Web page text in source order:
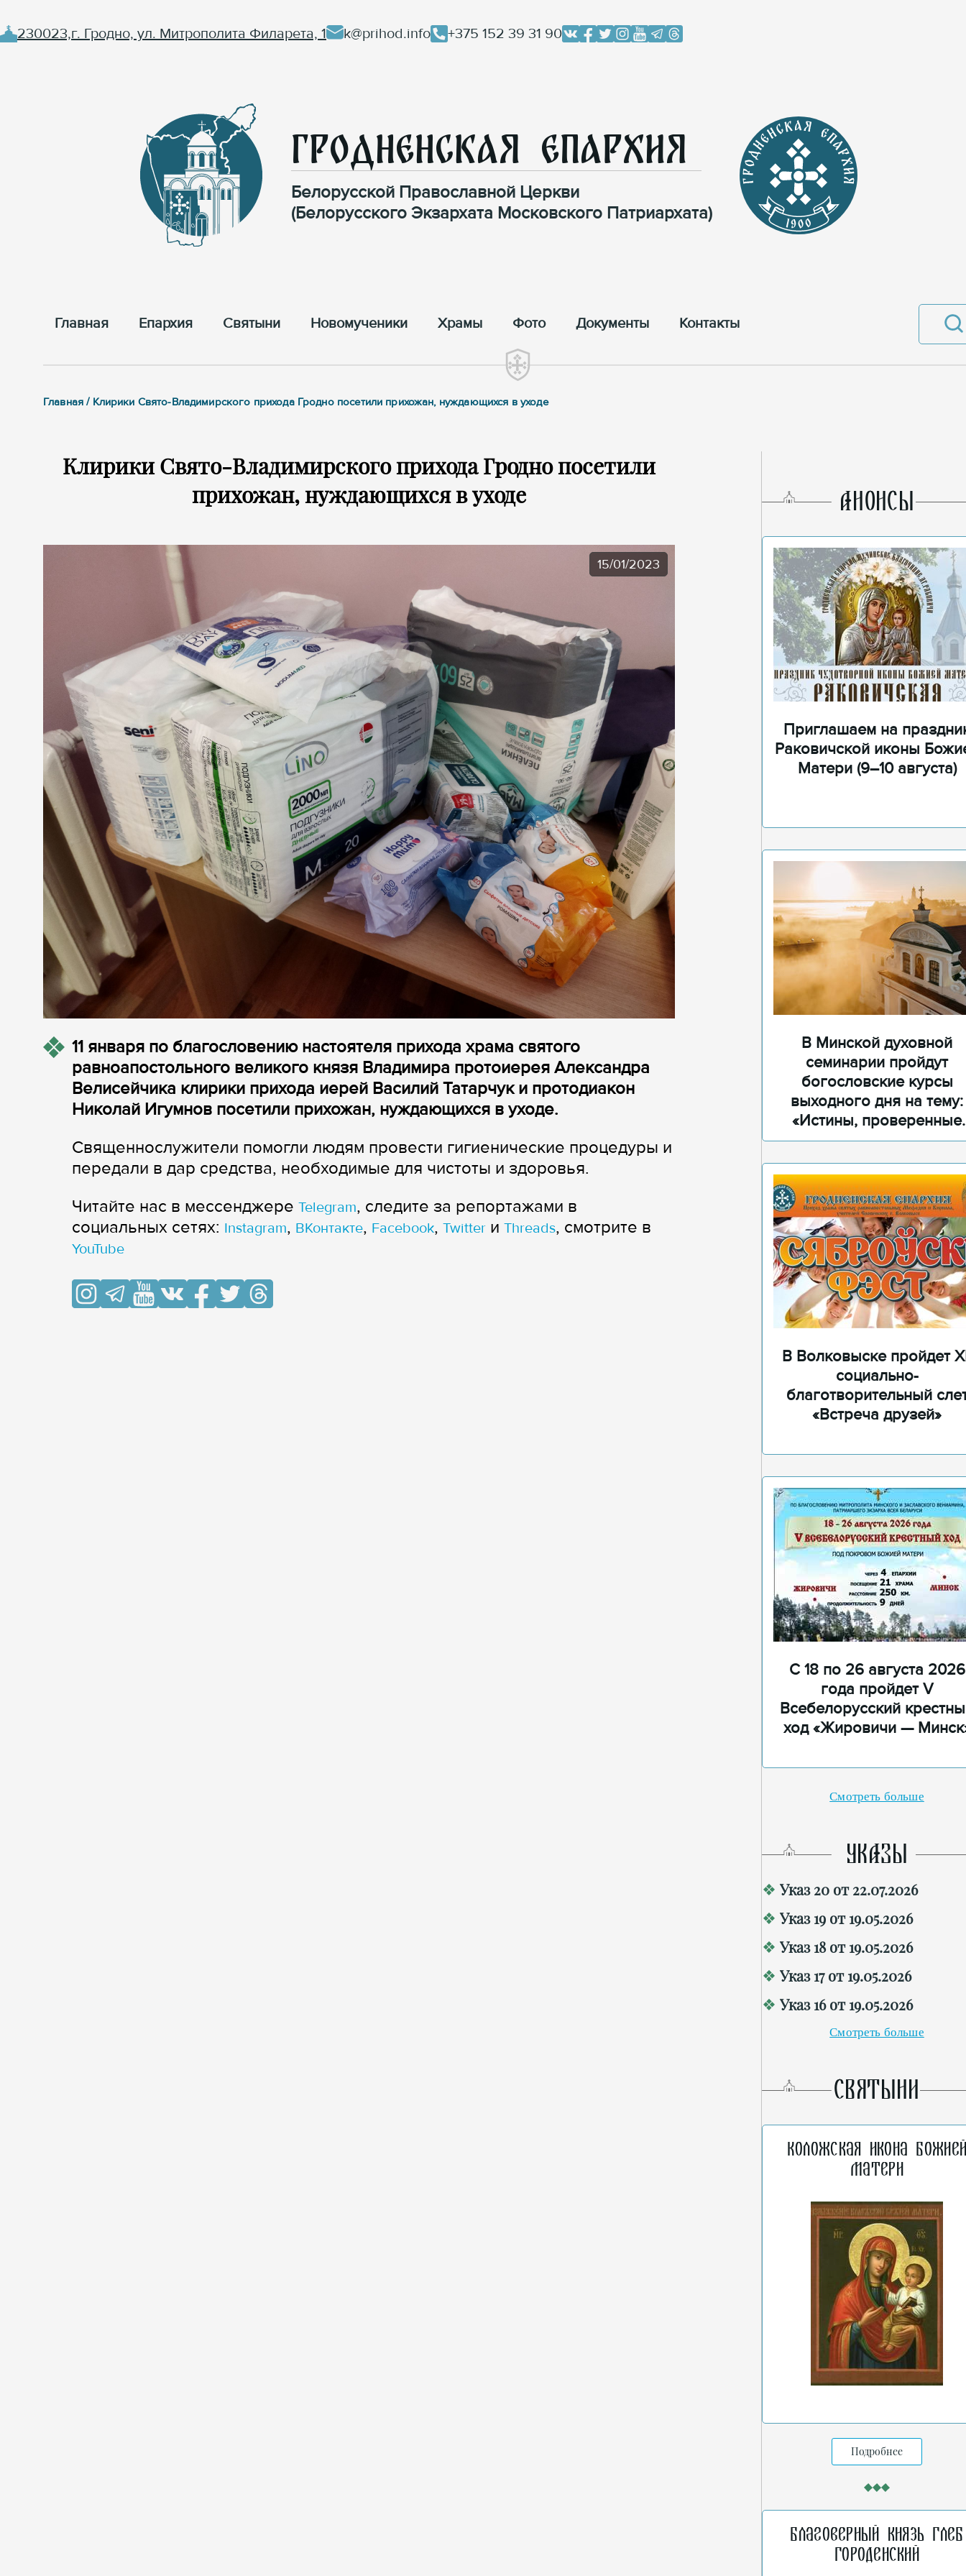
230023,г. Гродно, ул. Митрополита Филарета, 1 k@prihod.info +375 152 39 31 90
Гродненская Епархия
Белорусской Православной Церкви
(Белорусского Экзархата Московского Патриархата)
Главная Епархия Cвятыни Новомученики Храмы Фото Документы Контакты
Главная / Клирики Свято-Владимирского прихода Гродно посетили прихожан, нуждающихся в уходе
Клирики Свято-Владимирского прихода Гродно посетили
прихожан, нуждающихся в уходе
15/01/2023
11 января по благословению настоятеля прихода храма святого
равноапостольного великого князя Владимира протоиерея Александра
Велисейчика клирики прихода иерей Василий Татарчук и протодиакон
Николай Игумнов посетили прихожан, нуждающихся в уходе.
Священнослужители помогли людям провести гигиенические процедуры и
передали в дар средства, необходимые для чистоты и здоровья.
Читайте нас в мессенджере Telegram, следите за репортажами в
cоциальных сетях: Instagram, ВКонтакте, Facebook, Twitter и Threads, смотрите в
YouTube
AНОНСЫ
Приглашаем на
Раковичской иконы
Матери (9–10 августа)
В Минской духовной
семинарии пройдут
богословские курсы
выходного дня на тему:
«Истины, проверенные
временем»
В Волковыске пройдет
социально-
благотворительный
«Встреча друзей»
С 18 по 26 августа 2026
года пройдет V
Всебелорусский
ход «Жировичи —
Смотреть больше
УКАЗЫ
Указ 20 от 22.07.2026
Указ 19 от 19.05.2026
Указ 18 от 19.05.2026
Указ 17 от 19.05.2026
Указ 16 от 19.05.2026
Смотреть больше
СВЯТЫНИ
Коложская икона
Матери
Подробнее
Благоверный князь Глеб
Городенский